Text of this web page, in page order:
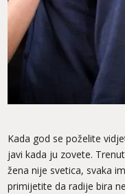
Kada god se poželite
javi kada ju zovete.
žena nije svetica, svaka
primijetite da radije bira